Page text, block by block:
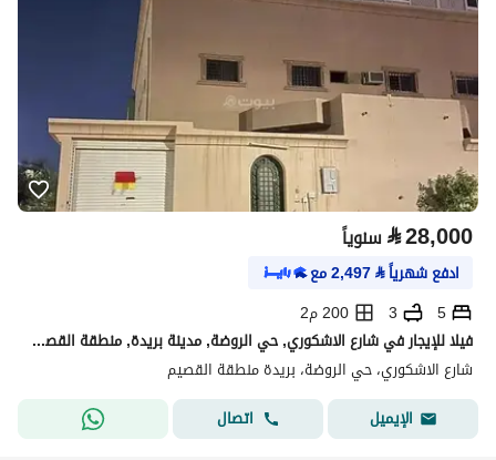
⃁28,000 سنوياً
ادفع شهرياً⃁
2,497مع
5
3
200 م2
فيلا للإيجار في شارع الاشكوري, حي الروضة, مدينة بريدة, منطقة القصيم
شارع الاشكوري، حي الروضة، بريدة منطقة القصيم
الإيميل
اتصال